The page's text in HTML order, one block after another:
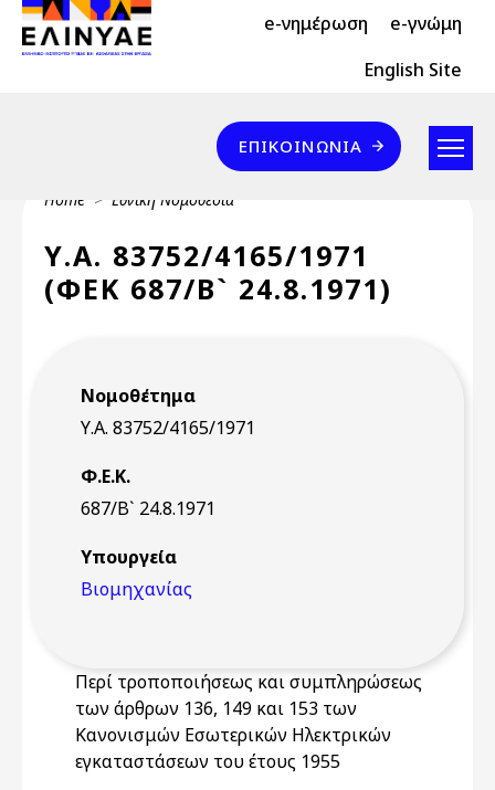
Skip to main content
Header Top 2 e-νημέρωση e-γνώμη
Header Top English Site
Επικοινωνία
ΕΠΙΚΟΙΝΩΝΊΑ
Breadcrumb
Home Εθνική Νομοθεσία
Υ.Α. 83752/4165/1971
(ΦΕΚ 687/Β` 24.8.1971)
Νομοθέτημα
Υ.Α. 83752/4165/1971
Φ.Ε.Κ.
687/Β` 24.8.1971
Υπουργεία
Βιομηχανίας
Περί τροποποιήσεως και συμπληρώσεως
των άρθρων 136, 149 και 153 των
Κανονισμών Εσωτερικών Ηλεκτρικών
εγκαταστάσεων του έτους 1955